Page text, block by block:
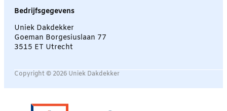
Bedrijfsgegevens
Uniek Dakdekker
Goeman Borgesiuslaan 77
3515 ET Utrecht
Copyright © 2026 Uniek Dakdekker